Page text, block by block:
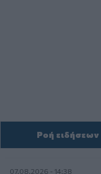
Ροή ειδήσεων
07.08.2026 - 14:38